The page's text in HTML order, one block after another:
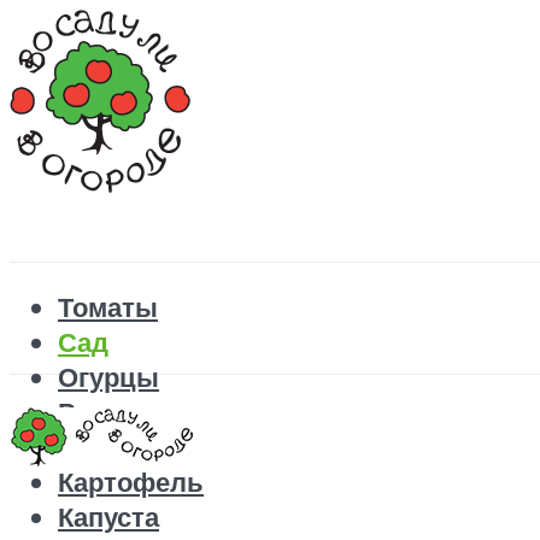
Томаты
Сад
Огурцы
Рецепты
Перец
Картофель
Капуста